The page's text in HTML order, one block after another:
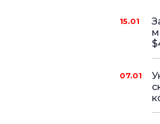
15.01
07.01